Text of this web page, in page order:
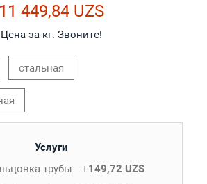
11 449,84 UZS
Цена за кг. Звоните!
стальная
Услуги
трубы
+149,72 UZS